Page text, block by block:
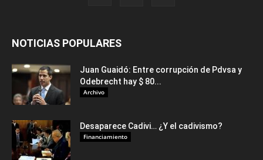
NOTICIAS POPULARES
Juan Guaidó: Entre corrupción de Pdvsa y
Odebrecht hay $ 80...
Archivo
Desaparece Cadivi… ¿Y el cadivismo?
Financiamiento